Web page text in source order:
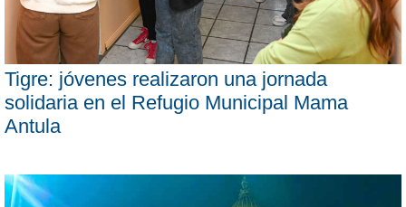
Tigre: jóvenes realizaron una jornada
solidaria en el Refugio Municipal Mama
Antula